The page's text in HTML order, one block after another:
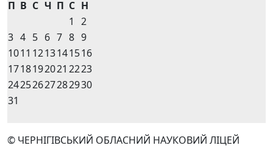
П В С Ч П С Н
1
2
3 4 5 6 7 8 9
1011 1213141516
1718192021 2223
24252627282930
31
© ЧЕРНІГІВСЬКИЙ ОБЛАСНИЙ НАУКОВИЙ ЛІЦЕЙ